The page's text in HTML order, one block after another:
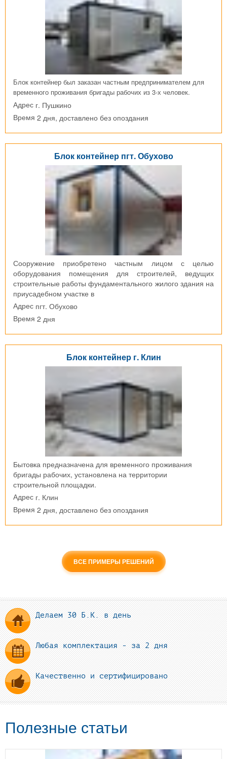
Блок контейнер был заказан частным предпринимателем для
временного проживания бригады рабочих из 3-х человек.
Адрес г. Пушкино
Время 2 дня, доставлено без опоздания
Блок контейнер пгт. Обухово
Сооружение приобретено частным лицом с целью
оборудования помещения для строителей, ведущих
строительные работы фундаментального жилого здания на
приусадебном участке в
Адрес пгт. Обухово
Время 2 дня
Блок контейнер г. Клин
Бытовка предназначена для временного проживания
бригады рабочих, установлена на территории
строительной площадки.
Адрес г. Клин
Время 2 дня, доставлено без опоздания
ВСЕ ПРИМЕРЫ РЕШЕНИЙ
Делаем 30 Б.К. в день
Любая комплектация - за 2 дня
Качественно и сертифицировано
Полезные статьи